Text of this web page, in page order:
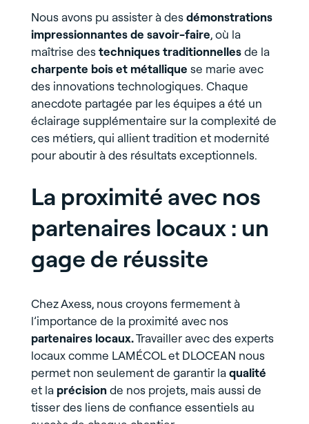
Nous avons pu assister à desdémonstrations
impressionnantes de savoir-faire, où la
maîtrise destechniques traditionnellesde la
charpente bois et métallique se marie avec
des innovations technologiques. Chaque
anecdote partagée par les équipes a été un
éclairage supplémentaire sur la complexité de
ces métiers, qui allient tradition et modernité
pour aboutir à des résultats exceptionnels.
La proximité avec nos
partenaires locaux : un
gage de réussite
Chez Axess, nous croyons fermement à
l’importance de la proximité avec nos
partenaires locaux.Travailler avec des experts
locaux comme LAMÉCOL et DLOCEAN nous
permet non seulement de garantir laqualité
et la précisionde nos projets, mais aussi de
tisser des liens de confiance essentiels au